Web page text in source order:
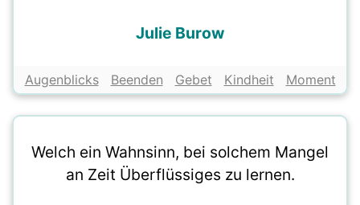
Julie Burow
Augenblicks Beenden Gebet Kindheit Moment
Welch ein Wahnsinn, bei solchem Mangel
an Zeit Überflüssiges zu lernen.